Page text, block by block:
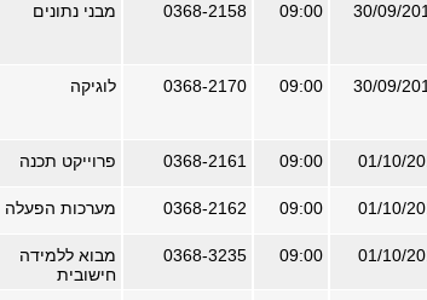
09:00
0368-2158 מבני נתונים
09:00
0368-2170 לוגיקה
09:00
0368-2161 פרוייקט תכנה
09:00
0368-2162 מערכות הפעלה
09:00
0368-3235
מבוא ללמידה
חישובית